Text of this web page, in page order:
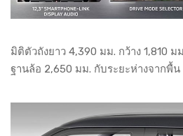
มิติตัวถังยาว 4,390 มม. กว้าง 1,810 ม
ฐานล้อ 2,650 มม. กับระยะห่างจากพื้น